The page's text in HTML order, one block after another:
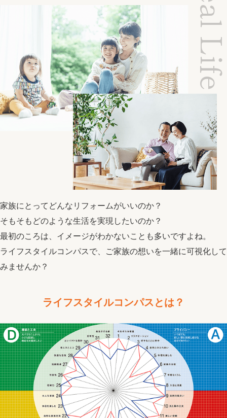
家族にとってどんなリフォームがいいのか？
そもそもどのような生活を実現したいのか？
最初のころは、イメージがわかないことも多いですよね。
ライフスタイルコンパスで、ご家族の想いを一緒に可視化して
みませんか？
ライフスタイルコンパスとは？